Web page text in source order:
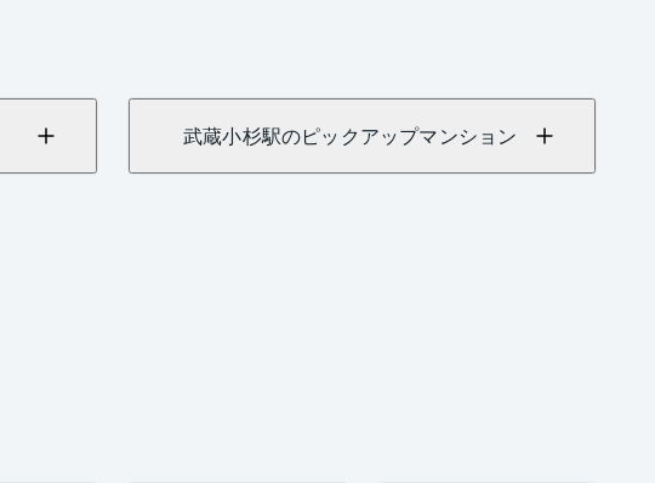
武蔵小杉駅のピックアップマンション